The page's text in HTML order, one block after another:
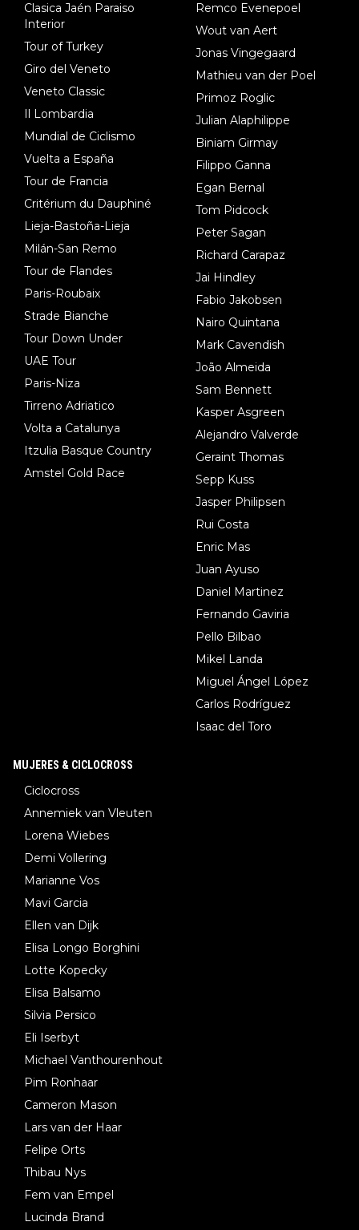
Clasica Jaén Paraiso
Interior
Tour of Turkey
Giro del Veneto
Veneto Classic
Il Lombardia
Mundial de Ciclismo
Vuelta a España
Tour de Francia
Critérium du Dauphiné
Lieja-Bastoña-Lieja
Milán-San Remo
Tour de Flandes
Paris-Roubaix
Strade Bianche
Tour Down Under
UAE Tour
Paris-Niza
Tirreno Adriatico
Volta a Catalunya
Itzulia Basque Country
Amstel Gold Race
Remco Evenepoel
Wout van Aert
Jonas Vingegaard
Mathieu van der Poel
Primoz Roglic
Julian Alaphilippe
Biniam Girmay
Filippo Ganna
Egan Bernal
Tom Pidcock
Peter Sagan
Richard Carapaz
Jai Hindley
Fabio Jakobsen
Nairo Quintana
Mark Cavendish
João Almeida
Sam Bennett
Kasper Asgreen
Alejandro Valverde
Geraint Thomas
Sepp Kuss
Jasper Philipsen
Rui Costa
Enric Mas
Juan Ayuso
Daniel Martinez
Fernando Gaviria
Pello Bilbao
Mikel Landa
Miguel Ángel López
Carlos Rodríguez
Isaac del Toro
MUJERES & CICLOCROSS
Ciclocross
Annemiek van Vleuten
Lorena Wiebes
Demi Vollering
Marianne Vos
Mavi Garcia
Ellen van Dijk
Elisa Longo Borghini
Lotte Kopecky
Elisa Balsamo
Silvia Persico
Eli Iserbyt
Michael Vanthourenhout
Pim Ronhaar
Cameron Mason
Lars van der Haar
Felipe Orts
Thibau Nys
Fem van Empel
Lucinda Brand